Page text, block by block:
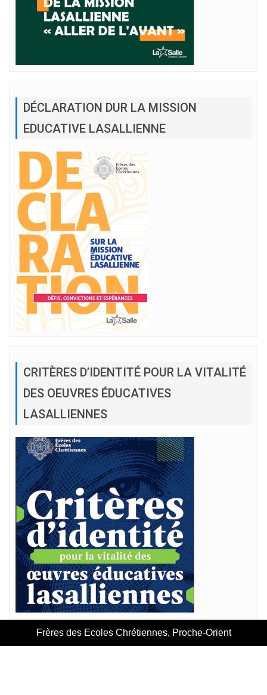
DÉCLARATION DUR LA MISSION
EDUCATIVE LASALLIENNE
CRITÈRES D’IDENTITÉ POUR LA VITALITÉ
DES OEUVRES ÉDUCATIVES
LASALLIENNES
Frères des Ecoles Chrétiennes, Proche-Orient